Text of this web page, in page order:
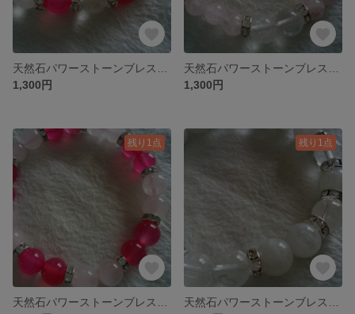
1,300円
1,300円
残り1点 残り1点